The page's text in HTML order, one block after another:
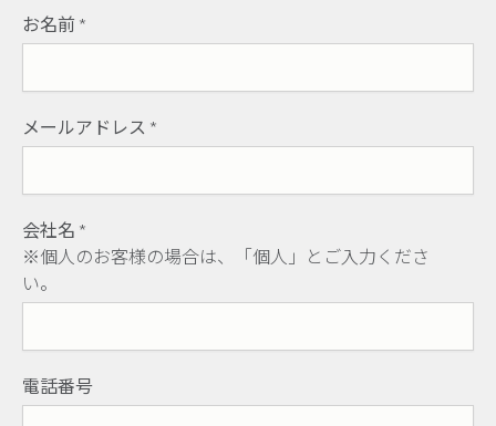
お名前 *
メールアドレス *
会社名 *
※個人のお客様の場合は、「個人」とご入力くださ
い。
電話番号